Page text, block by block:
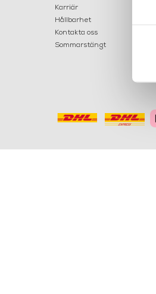
Karriär
Hållbarhet
Kontakta oss
Sommarstängt